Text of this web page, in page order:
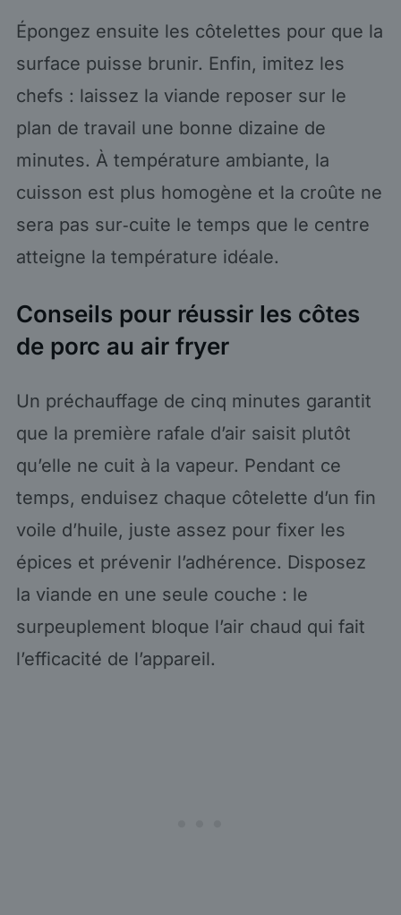
Épongez ensuite les côtelettes pour que la
surface puisse brunir. Enfin, imitez les
chefs : laissez la viande reposer sur le
plan de travail une bonne dizaine de
minutes. À température ambiante, la
cuisson est plus homogène et la croûte ne
sera pas sur‑cuite le temps que le centre
atteigne la température idéale.
Conseils pour réussir les côtes
de porc au air fryer
Un préchauffage de cinq minutes garantit
que la première rafale d’air saisit plutôt
qu’elle ne cuit à la vapeur. Pendant ce
temps, enduisez chaque côtelette d’un fin
voile d’huile, juste assez pour fixer les
épices et prévenir l’adhérence. Disposez
la viande en une seule couche : le
surpeuplement bloque l’air chaud qui fait
l’efficacité de l’appareil.